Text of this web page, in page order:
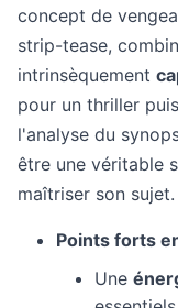
concept de
strip-tease,
intrinsèquement
pour un thriller
l'analyse du
être une véritable
maîtriser son sujet.
Points forts
Une